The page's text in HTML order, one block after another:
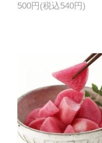
500円(税込540円)